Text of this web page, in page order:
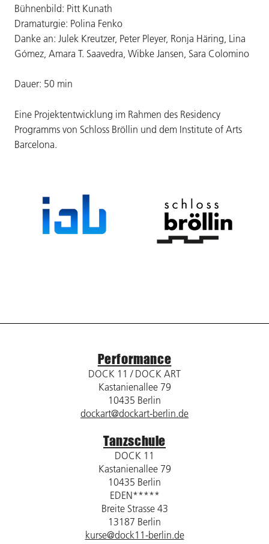
Bühnenbild: Pitt Kunath
Dramaturgie: Polina Fenko
Danke an: Julek Kreutzer, Peter Pleyer, Ronja Häring, Lina
Gómez, Amara T. Saavedra, Wibke Jansen, Sara Colomino
Dauer: 50 min
Eine Projektentwicklung im Rahmen des Residency
Programms von Schloss Bröllin und dem Institute of Arts
Barcelona.
Performance
DOCK 11 / DOCK ART
Kastanienallee 79
10435 Berlin
dockart@dockart-berlin.de
Tanzschule
DOCK 11
Kastanienallee 79
10435 Berlin
EDEN*****
Breite Strasse 43
13187 Berlin
kurse@dock11-berlin.de